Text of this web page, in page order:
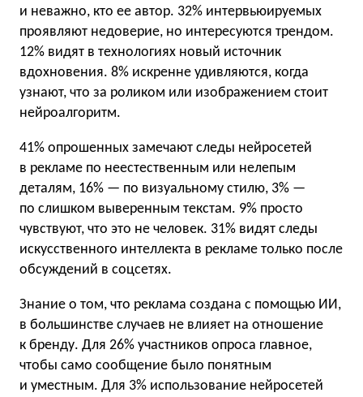
и неважно, кто ее автор. 32% интервьюируемых
проявляют недоверие, но интересуются трендом.
12% видят в технологиях новый источник
вдохновения. 8% искренне удивляются, когда
узнают, что за роликом или изображением стоит
нейроалгоритм.
41% опрошенных замечают следы нейросетей
в рекламе по неестественным или нелепым
деталям, 16% — по визуальному стилю, 3% —
по слишком выверенным текстам. 9% просто
чувствуют, что это не человек. 31% видят следы
искусственного интеллекта в рекламе только после
обсуждений в соцсетях.
Знание о том, что реклама создана с помощью ИИ,
в большинстве случаев не влияет на отношение
к бренду. Для 26% участников опроса главное,
чтобы само сообщение было понятным
и уместным. Для 3% использование нейросетей